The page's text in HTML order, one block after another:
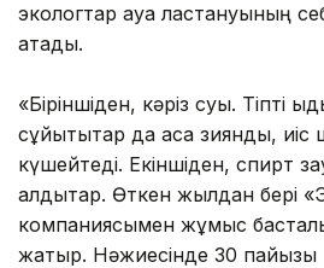
экологтар ауа ластануының
атады.
«Біріншіден, кәріз суы. Тіпті
сұйықтықтар да аса зиянды,
күшейтеді. Екіншіден, спирт
қалдықтар. Өткен жылдан бері
компаниясымен жұмыс
жатыр. Нәжиесінде 30 пайызы